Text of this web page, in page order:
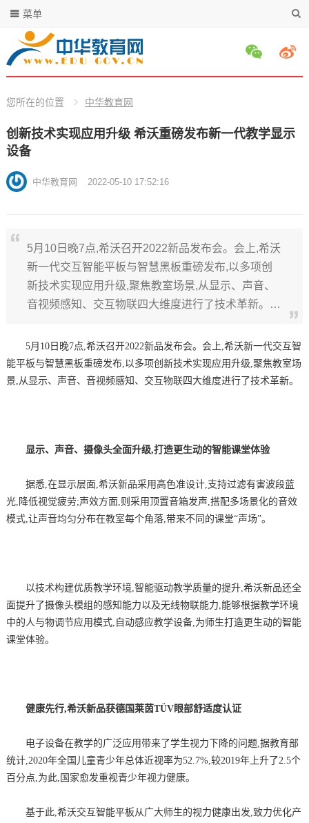
菜单
您所在的位置 中华教育网
创新技术实现应用升级 希沃重磅发布新一代教学显示
设备
中华教育网 2022-05-10 17:52:16
5月10日晚7点,希沃召开2022新品发布会。会上,希沃
新一代交互智能平板与智慧黑板重磅发布,以多项创
新技术实现应用升级,聚焦教室场景,从显示、声音、
音视频感知、交互物联四大维度进行了技术革新。…
5月10日晚7点,希沃召开2022新品发布会。会上,希沃新一代交互智
能平板与智慧黑板重磅发布,以多项创新技术实现应用升级,聚焦教室场
景,从显示、声音、音视频感知、交互物联四大维度进行了技术革新。
显示、声音、摄像头全面升级,打造更生动的智能课堂体验
据悉,在显示层面,希沃新品采用高色准设计,支持过滤有害波段蓝
光,降低视觉疲劳;声效方面,则采用顶置音箱发声,搭配多场景化的音效
模式,让声音均匀分布在教室每个角落,带来不同的课堂“声场”。
以技术构建优质教学环境,智能驱动教学质量的提升,希沃新品还全
面提升了摄像头模组的感知能力以及无线物联能力,能够根据教学环境
中的人与物调节应用模式,自动感应教学设备,为师生打造更生动的智能
课堂体验。
健康先行,希沃新品获德国莱茵TÜV眼部舒适度认证
电子设备在教学的广泛应用带来了学生视力下降的问题,据教育部
统计,2020年全国儿童青少年总体近视率为52.7%,较2019年上升了2.5个
百分点,为此,国家愈发重视青少年视力健康。
基于此,希沃交互智能平板从广大师生的视力健康出发,致力优化产